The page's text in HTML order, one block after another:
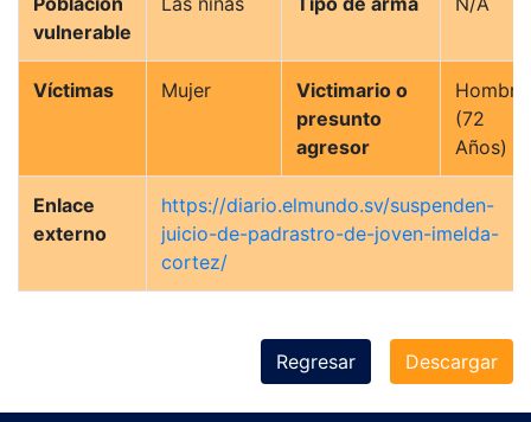
vulnerable
Víctimas Mujer
Victimario o
presunto
agresor
Hombre
(72
Años)
Enlace
externo
https://diario.elmundo.sv/suspenden-
juicio-de-padrastro-de-joven-imelda-
cortez/
Descargar
Regresar